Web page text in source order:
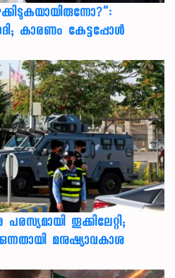
കാരണം കേട്ടപ്പോൾ
തൂക്കിലേറ്റി;
മനുഷ്യാവകാശ